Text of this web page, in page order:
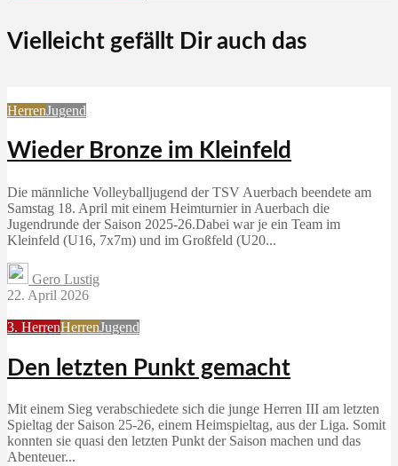
Vielleicht gefällt Dir auch das
HerrenJugend
Wieder Bronze im Kleinfeld
Die männliche Volleyballjugend der TSV Auerbach beendete am
Samstag 18. April mit einem Heimturnier in Auerbach die
Jugendrunde der Saison 2025-26.Dabei war je ein Team im
Kleinfeld (U16, 7x7m) und im Großfeld (U20...
Gero Lustig
22. April 2026
3. HerrenHerrenJugend
Den letzten Punkt gemacht
Mit einem Sieg verabschiedete sich die junge Herren III am letzten
Spieltag der Saison 25-26, einem Heimspieltag, aus der Liga. Somit
konnten sie quasi den letzten Punkt der Saison machen und das
Abenteuer...